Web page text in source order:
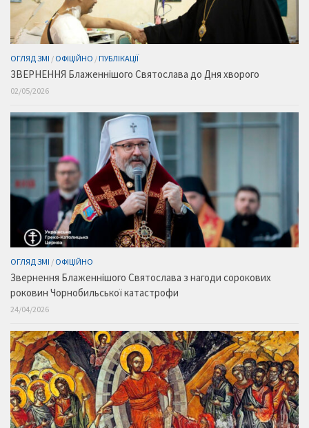
ОГЛЯД ЗМІ / ОФІЦІЙНО /ПУБЛІКАЦІЇ
ЗВЕРНЕННЯ Блаженнішого Святослава до Дня хворого
02/05/2026
ОГЛЯД ЗМІ / ОФІЦІЙНО
Звернення Блаженнішого Святослава з нагоди сорокових
роковин Чорнобильської катастрофи
24/04/2026